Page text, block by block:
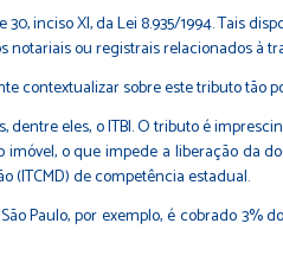
30, inciso XI, da Lei 8.935/1994. Tais
notariais ou registrais relacionados à
contextualizar sobre este tributo tão
eles, o ITBI. O tributo é
o que impede a liberação da
(ITCMD) de competência estadual.
Paulo, por exemplo, é cobrado 3%